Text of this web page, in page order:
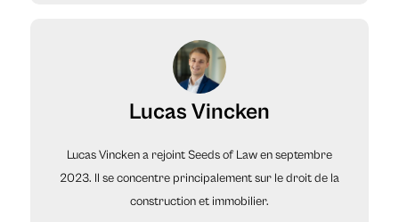
Lucas Vincken
Lucas Vincken a rejoint Seeds of Law en septembre
2023. Il se concentre principalement sur le droit de la
construction et immobilier.